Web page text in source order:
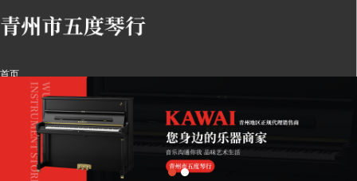
首页
乐器展示
学员风采
行业资讯